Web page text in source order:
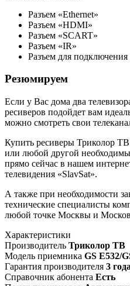
Разъем «Ethernet»
Разъем «HDMI»
Разъем «SCART»
Разъем «IR»
Разъем для
Резюмируем
Если у Вас дома два
ресиверов подойдет вам
можно смотреть свои
Купить ресиверы Триколор
или любой другой
прямо сейчас в нашем
телевидения «SlavSat».
А также при необходимости
технические специалисты
любой точке Москвы и
Характеристики
Производитель Триколор ТВ
Модель приемника GS E532/
Гарантия производителя 3 года
Справочник абонента Есть